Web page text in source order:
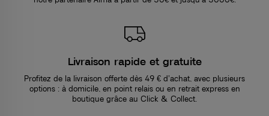
Livraison rapide et gratuite
Profitez de la livraison offerte dès 49 € d’achat, avec plusieurs
options : à domicile, en point relais ou en retrait express en
boutique grâce au Click & Collect.